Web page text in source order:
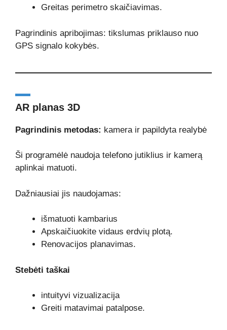
Greitas perimetro skaičiavimas.
Pagrindinis apribojimas: tikslumas priklauso nuo
GPS signalo kokybės.
AR planas 3D
Pagrindinis metodas: kamera ir papildyta realybė
Ši programėlė naudoja telefono jutiklius ir kamerą
aplinkai matuoti.
Dažniausiai jis naudojamas:
išmatuoti kambarius
Apskaičiuokite vidaus erdvių plotą.
Renovacijos planavimas.
Stebėti taškai
intuityvi vizualizacija
Greiti matavimai patalpose.